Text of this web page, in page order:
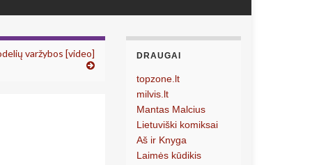
varžybos [video] DRAUGAI
topzone.lt
milvis.lt
Mantas Malcius
Lietuviški komiksai
Aš ir Knyga
Laimės kūdikis